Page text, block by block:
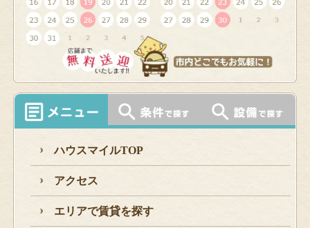
ハウスマイルTOP
アクセス
エリアで賃貸を探す